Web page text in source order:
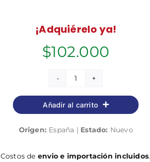
¡Adquiérelo ya!
$102.000
Técnico
en
Cuidados
de
del
Añadir al carrito
Origen: España | Estado: Nuevo
Costos de envio e importación incluidos.